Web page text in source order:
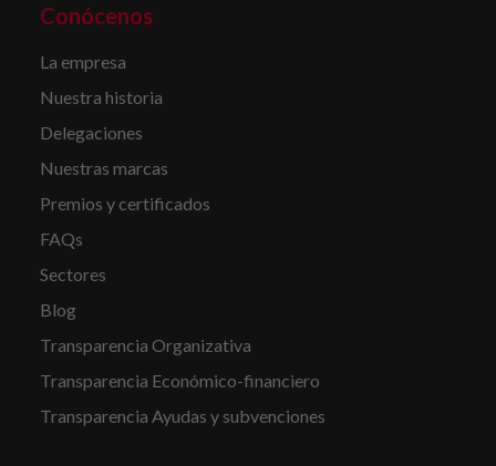
Conócenos
La empresa
Nuestra historia
Delegaciones
Nuestras marcas
Premios y certificados
FAQs
Sectores
Blog
Transparencia Organizativa
Transparencia Económico-financiero
Transparencia Ayudas y subvenciones